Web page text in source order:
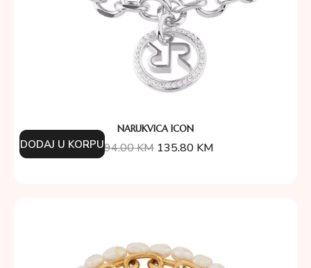
NARUKVICA ICON
194.00KM 135.80 KM
DODAJ U KORPU